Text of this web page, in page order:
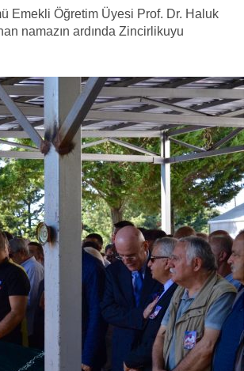
Emekli Öğretim Üyesi Prof. Dr. Haluk
namazın ardında Zincirlikuyu